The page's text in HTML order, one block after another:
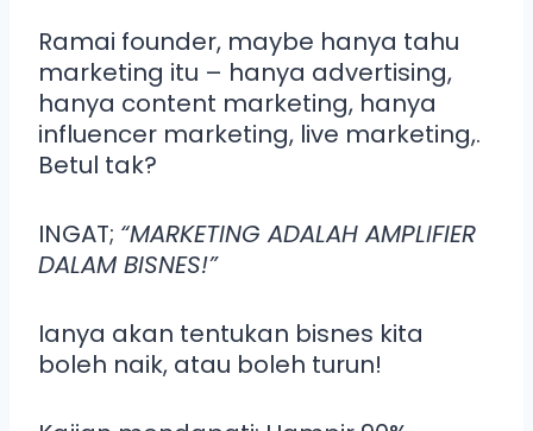
Ramai founder, maybe hanya tahu
marketing itu – hanya advertising,
hanya content marketing, hanya
influencer marketing, live marketing,.
Betul tak?
INGAT; “MARKETING ADALAH AMPLIFIER
DALAM BISNES!”
Ianya akan tentukan bisnes kita
boleh naik, atau boleh turun!